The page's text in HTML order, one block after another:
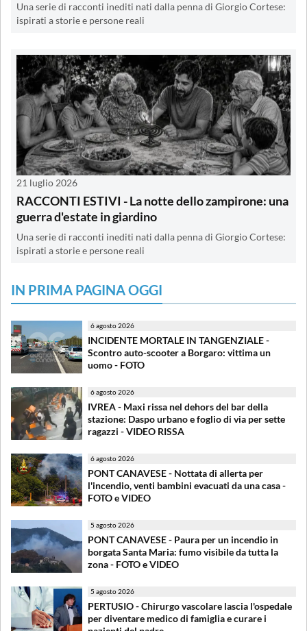
Una serie di racconti inediti nati dalla penna di Giorgio Cortese:
ispirati a storie e persone reali
21 luglio 2026
RACCONTI ESTIVI - La notte dello zampirone: una
guerra d'estate in giardino
Una serie di racconti inediti nati dalla penna di Giorgio Cortese:
ispirati a storie e persone reali
IN PRIMA PAGINA OGGI
6 agosto 2026
INCIDENTE MORTALE IN TANGENZIALE -
Scontro auto-scooter a Borgaro: vittima un
uomo - FOTO
6 agosto 2026
IVREA - Maxi rissa nel dehors del bar della
stazione: Daspo urbano e foglio di via per sette
ragazzi - VIDEO RISSA
6 agosto 2026
PONT CANAVESE - Nottata di allerta per
l'incendio, venti bambini evacuati da una casa -
FOTO e VIDEO
5 agosto 2026
PONT CANAVESE - Paura per un incendio in
borgata Santa Maria: fumo visibile da tutta la
zona - FOTO e VIDEO
5 agosto 2026
PERTUSIO - Chirurgo vascolare lascia l'ospedale
per diventare medico di famiglia e curare i